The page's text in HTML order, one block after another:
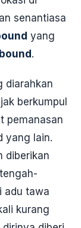
senantiasa
yang
.
diarahkan
berkumpul
pemanasan
yang lain.
diberikan
adu tawa
kurang